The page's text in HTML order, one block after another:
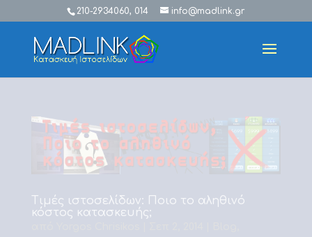
210-2934060, 014 info@madlink.gr
Τιμές ιστοσελίδων: Ποιο το αληθινό
κόστος κατασκευής;